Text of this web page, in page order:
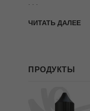
ПРОДУКТЫ
ЧИТАТЬ ДАЛЕЕ